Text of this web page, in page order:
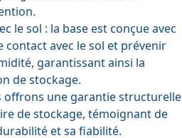
le sol : la base est conçue avec
avec le sol et prévenir
garantissant ainsi la
de stockage.
offrons une garantie structurelle
de stockage, témoignant de
et sa fiabilité.